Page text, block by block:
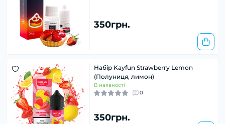
350грн.
Набір Kayfun Strawberry Lemon
(Полуниця, лимон)
В наявності
0
350грн.